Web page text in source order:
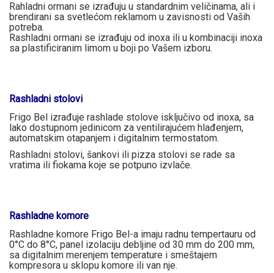
Rahladni ormani se izrađuju u standardnim veličinama, ali i
brendirani sa svetlećom reklamom u zavisnosti od Vaših
potreba.
Rashladni ormani se izrađuju od inoxa ili u kombinaciji inoxa
sa plastificiranim limom u boji po Vašem izboru.
Rashladni stolovi
Frigo Bel izrađuje rashlade stolove isključivo od inoxa, sa
lako dostupnom jedinicom za ventilirajućem hlađenjem,
automatskim otapanjem i digitalnim termostatom.
Rashladni stolovi, šankovi ili pizza stolovi se rade sa
vratima ili fiokama koje se potpuno izvlače.
Rashladne komore
Rashladne komore Frigo Bel-a imaju radnu tempertauru od
0°C do 8°C, panel izolaciju debljine od 30 mm do 200 mm,
sa digitalnim merenjem temperature i smeštajem
kompresora u sklopu komore ili van nje.